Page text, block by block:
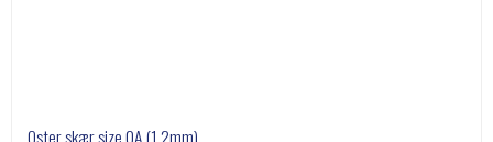
Oster skær size 0A (1,2mm)